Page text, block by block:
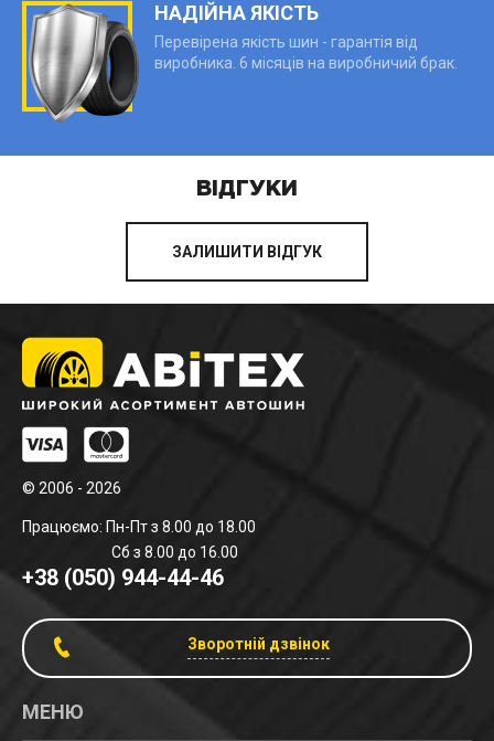
НАДІЙНА ЯКІСТЬ
Перевірена якість шин - гарантія від
виробника. 6 місяців на виробничий брак.
ВІДГУКИ
ЗАЛИШИТИ ВІДГУК
© 2006 - 2026
Працюємо: Пн-Пт з 8.00 до 18.00
Сб з 8.00 до 16.00
+38 (050) 944-44-46
Зворотній дзвінок
МЕНЮ